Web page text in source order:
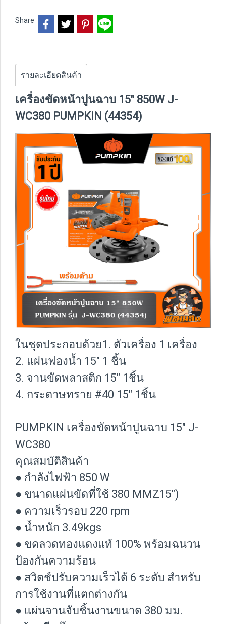
Share
รายละเอียดสินค้า
เครื่องขัดหน้าปูนฉาบ 15" 850W J-
WC380 PUMPKIN (44354)
ในชุดประกอบด้วย1. ตัวเครื่อง 1 เครื่อง
2. แผ่นฟองน้ำ 15" 1 ชิ้น
3. จานขัดพลาสติก 15" 1ชิ้น
4. กระดาษทราย #40 15" 1ชิ้น
PUMPKIN เครื่องขัดหน้าปูนฉาบ 15" J-
WC380
คุณสมบัติสินค้า
● กำลังไฟฟ้า 850 W
● ขนาดแผ่นขัดที่ใช้ 380 MMZ15")
● ความเร็วรอบ 220 rpm
● น้ำหนัก 3.49kgs
● ขดลวดทองแดงแท้ 100% พร้อมฉนวน
ป้องกันความร้อน
● สวิตช์ปรับความเร็วได้ 6 ระดับ สำหรับ
การใช้งานที่แตกต่างกัน
● แผ่นจานจับชิ้นงานขนาด 380 มม.